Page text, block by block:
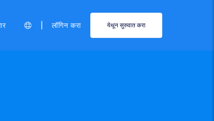
लॉगिन करा येथून सुरुवात करा